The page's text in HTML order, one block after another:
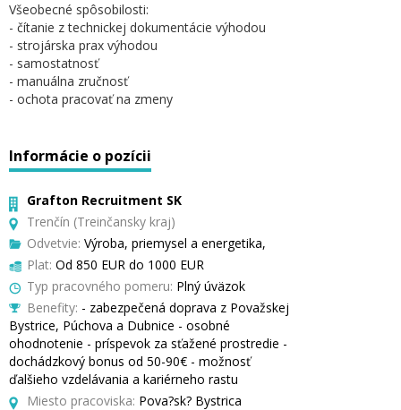
Všeobecné spôsobilosti:
- čítanie z technickej dokumentácie výhodou
- strojárska prax výhodou
- samostatnosť
- manuálna zručnosť
- ochota pracovať na zmeny
Informácie o pozícii
Grafton Recruitment SK
Trenčín (Treinčansky kraj)
Odvetvie: Výroba, priemysel a energetika,
Plat: Od 850 EUR do 1000 EUR
Typ pracovného pomeru: Plný úväzok
Benefity: - zabezpečená doprava z Považskej
Bystrice, Púchova a Dubnice - osobné
ohodnotenie - príspevok za sťažené prostredie -
dochádzkový bonus od 50-90€ - možnosť
ďalšieho vzdelávania a kariérneho rastu
Miesto pracoviska: Pova?sk? Bystrica